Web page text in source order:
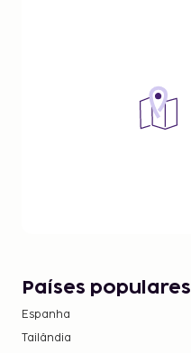
Países populares
Espanha
Tailândia